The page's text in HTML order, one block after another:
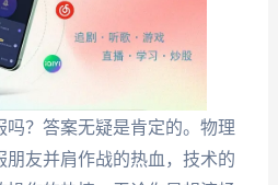
吗？答案无疑是肯定的。物理
朋友并肩作战的热血，技术的